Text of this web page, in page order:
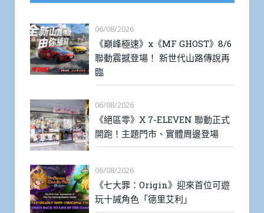
06/08/2026
《巔峰極速》x《MF GHOST》8/6
聯動震撼登場！ 新世代山路傳說再
臨
06/08/2026
《絕區零》X 7-ELEVEN 聯動正式
開跑！主題門市、實體周邊登場
06/08/2026
《七大罪：Origin》迎來首位可遊
玩十誡角色「德里艾利」